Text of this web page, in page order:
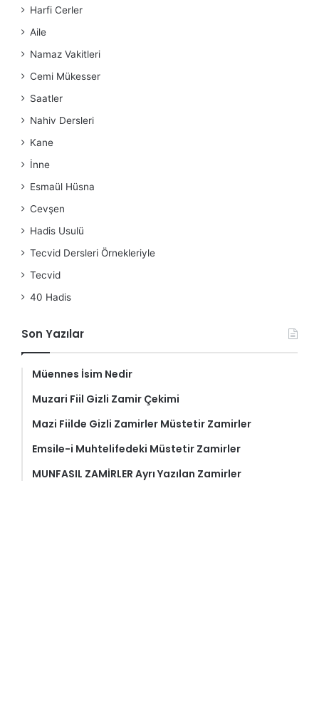
Harfi Cerler
Aile
Namaz Vakitleri
Cemi Mükesser
Saatler
Nahiv Dersleri
Kane
İnne
Esmaül Hüsna
Cevşen
Hadis Usulü
Tecvid Dersleri Örnekleriyle
Tecvid
40 Hadis
Son Yazılar
Müennes İsim Nedir
Muzari Fiil Gizli Zamir Çekimi
Mazi Fiilde Gizli Zamirler Müstetir Zamirler
Emsile-i Muhtelifedeki Müstetir Zamirler
MUNFASIL ZAMİRLER Ayrı Yazılan Zamirler